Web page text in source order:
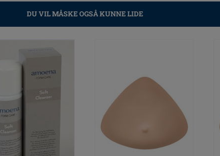
DU VIL MÅSKE OGSÅ KUNNE LIDE